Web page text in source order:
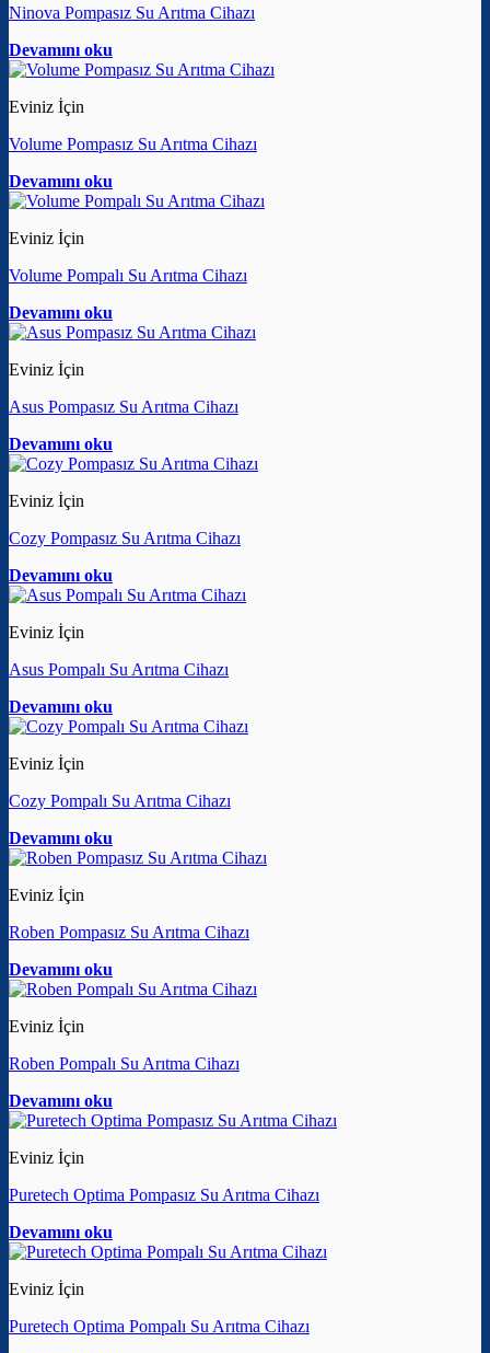
Ninova Pompasız Su Arıtma Cihazı
Devamını oku
Eviniz İçin
Volume Pompasız Su Arıtma Cihazı
Devamını oku
Eviniz İçin
Volume Pompalı Su Arıtma Cihazı
Devamını oku
Eviniz İçin
Asus Pompasız Su Arıtma Cihazı
Devamını oku
Eviniz İçin
Cozy Pompasız Su Arıtma Cihazı
Devamını oku
Eviniz İçin
Asus Pompalı Su Arıtma Cihazı
Devamını oku
Eviniz İçin
Cozy Pompalı Su Arıtma Cihazı
Devamını oku
Eviniz İçin
Roben Pompasız Su Arıtma Cihazı
Devamını oku
Eviniz İçin
Roben Pompalı Su Arıtma Cihazı
Devamını oku
Eviniz İçin
Puretech Optima Pompasız Su Arıtma Cihazı
Devamını oku
Eviniz İçin
Puretech Optima Pompalı Su Arıtma Cihazı